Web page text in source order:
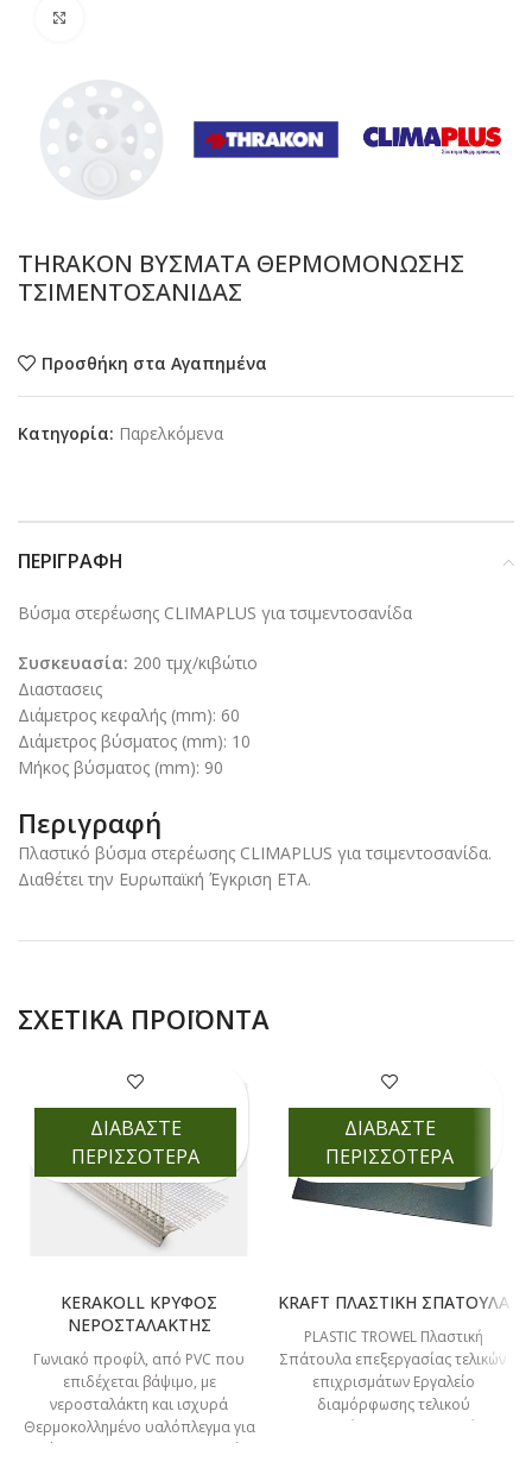
THRAKON ΒΥΣΜΑΤΑ ΘΕΡΜΟΜΟΝΩΣΗΣ
ΤΣΙΜΕΝΤΟΣΑΝΙΔΑΣ
Προσθήκη στα Αγαπημένα
Κατηγορία: Παρελκόμενα
ΠΕΡΙΓΡΑΦΉ
Βύσμα στερέωσης CLIMAPLUS για τσιμεντοσανίδα
Συσκευασία: 200 τμχ/κιβώτιο
Διαστασεις
Διάμετρος κεφαλής (mm): 60
Διάμετρος βύσματος (mm): 10
Μήκος βύσματος (mm): 90
Περιγραφή
Πλαστικό βύσμα στερέωσης CLIMAPLUS για τσιμεντοσανίδα.
Διαθέτει την Ευρωπαϊκή Έγκριση ΕΤΑ.
ΣΧΕΤΙΚΆ ΠΡΟΪΌΝΤΑ
KERAKOLL ΚΡΥΦΟΣ
ΝΕΡΟΣΤΑΛΑΚΤΗΣ
Γωνιακό προφίλ, από PVC που
επιδέχεται βάψιμο, με
νεροσταλάκτη και ισχυρά
Θερμοκολλημένο υαλόπλεγμα για
σύνδεση στα Θερμομονωτικά
ΔΙΑΒΑΣΤΕ
ΠΕΡΙΣΣΟΤΕΡΑ
KRAFT ΠΛΑΣΤΙΚΗ ΣΠΑΤΟΥΛΑ
PLASTIC TROWEL Πλαστική
Σπάτουλα επεξεργασίας τελικών
επιχρισμάτων Εργαλείο
διαμόρφωσης τελικού
επιχρίσματος. Πλαστική
ΔΙΑΒΑΣΤΕ
ΠΕΡΙΣΣΟΤΕΡΑ